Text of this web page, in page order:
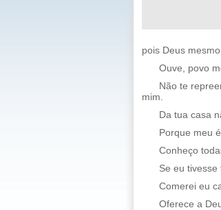
pois Deus
Ouve, povo
Não te
mim.
Da tua casa
Porque meu
Conheço
Se eu
Comerei eu
Oferece a